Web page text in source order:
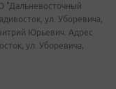
"Дальневосточный
ул. Уборевича,
Юрьевич. Адрес
ул. Уборевича,